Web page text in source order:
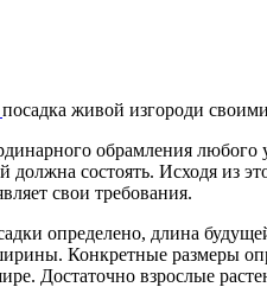
посадка живой изгороди
обрамления любого
должна состоять. Исходя
свои требования.
определено, длина
Конкретные размеры
Достаточно взрослые